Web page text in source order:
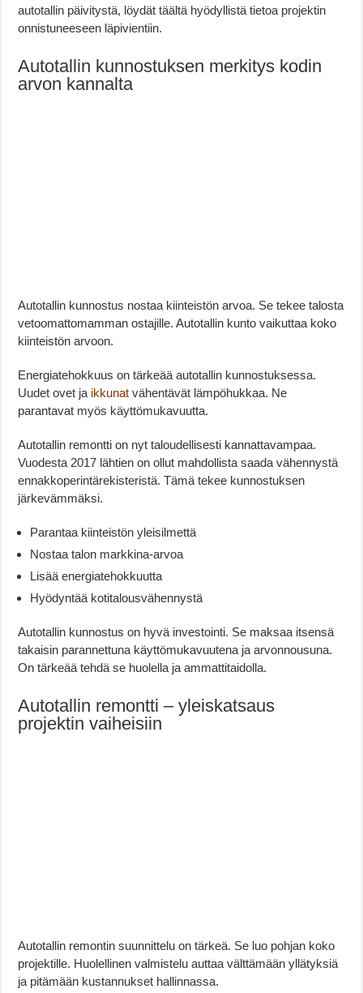
autotallin päivitystä, löydät täältä hyödyllistä tietoa projektin
onnistuneeseen läpivientiin.
Autotallin kunnostuksen merkitys kodin
arvon kannalta
Autotallin kunnostus nostaa kiinteistön arvoa. Se tekee talosta
vetoomattomamman ostajille. Autotallin kunto vaikuttaa koko
kiinteistön arvoon.
Energiatehokkuus on tärkeää autotallin kunnostuksessa.
Uudet ovet ja ikkunat vähentävät lämpöhukkaa. Ne
parantavat myös käyttömukavuutta.
Autotallin remontti on nyt taloudellisesti kannattavampaa.
Vuodesta 2017 lähtien on ollut mahdollista saada vähennystä
ennakkoperintärekisteristä. Tämä tekee kunnostuksen
järkevämmäksi.
Parantaa kiinteistön yleisilmettä
Nostaa talon markkina-arvoa
Lisää energiatehokkuutta
Hyödyntää kotitalousvähennystä
Autotallin kunnostus on hyvä investointi. Se maksaa itsensä
takaisin parannettuna käyttömukavuutena ja arvonnousuna.
On tärkeää tehdä se huolella ja ammattitaidolla.
Autotallin remontti – yleiskatsaus
projektin vaiheisiin
Autotallin remontin suunnittelu on tärkeä. Se luo pohjan koko
projektille. Huolellinen valmistelu auttaa välttämään yllätyksiä
ja pitämään kustannukset hallinnassa.